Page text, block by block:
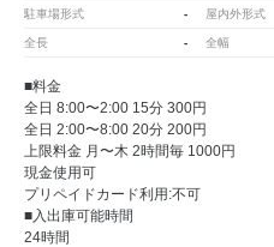
駐車場形式 - 屋内外形式
全長 - 全幅
■料金
全日 8:00〜2:00 15分 300円
全日 2:00〜8:00 20分 200円
上限料金 月〜木 2時間毎 1000円
現金使用可
プリペイドカード利用:不可
■入出庫可能時間
24時間